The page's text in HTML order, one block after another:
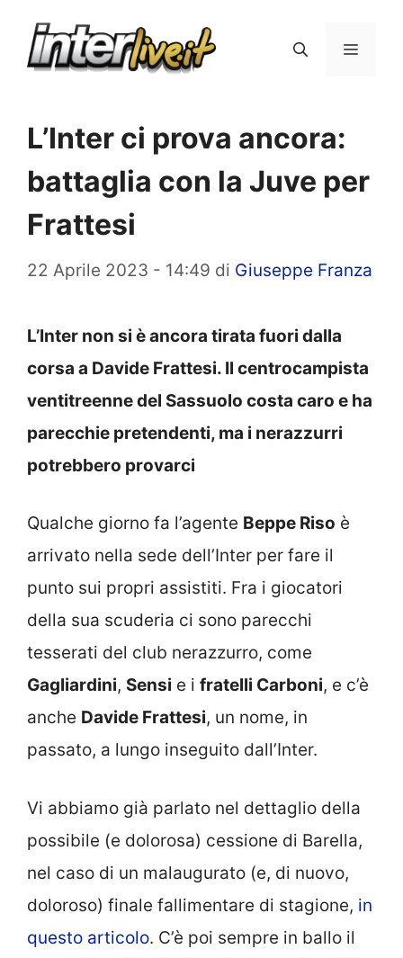
Menu
L’Inter ci prova ancora:
battaglia con la Juve per
Frattesi
22 Aprile 2023 - 14:49 di Giuseppe Franza
L’Inter non si è ancora tirata fuori dalla
corsa a Davide Frattesi. Il centrocampista
ventitreenne del Sassuolo costa caro e ha
parecchie pretendenti, ma i nerazzurri
potrebbero provarci
Qualche giorno fa l’agente Beppe Riso è
arrivato nella sede dell’Inter per fare il
punto sui propri assistiti. Fra i giocatori
della sua scuderia ci sono parecchi
tesserati del club nerazzurro, come
Gagliardini, Sensi e i fratelli Carboni, e c’è
anche Davide Frattesi, un nome, in
passato, a lungo inseguito dall’Inter.
Vi abbiamo già parlato nel dettaglio della
possibile (e dolorosa) cessione di Barella,
nel caso di un malaugurato (e, di nuovo,
doloroso) finale fallimentare di stagione, in
questo articolo. C’è poi sempre in ballo il